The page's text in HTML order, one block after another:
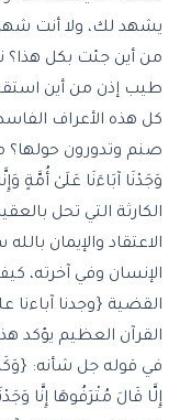
يشهد لك، ولا أنت
من أين جئت بكل
طيب إذن من أين
كل هذه الأعراف
صنم وتدورون حولها؟
وَجَدْنَا آبَاءَنَا عَلَىٰ أُمَّةٍ
الكارثة التي تحل
الاعتقاد والإيمان
الإنسان وفي آخرته،
القضية {وجدنا آباءنا
القرآن العظيم يؤكد
في قوله جل شأنه:
إِلَّا قَالَ مُتْرَفُوهَا إِنَّا